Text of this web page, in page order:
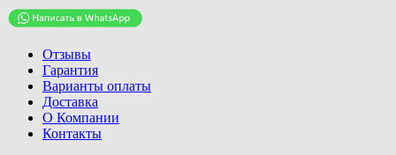
Отзывы
Гарантия
Варианты оплаты
Доставка
О Компании
Контакты